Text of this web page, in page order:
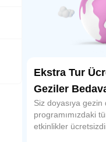
Ekstra Tur
Geziler
Siz doyasıya gezin
programımızdaki
etkinlikler